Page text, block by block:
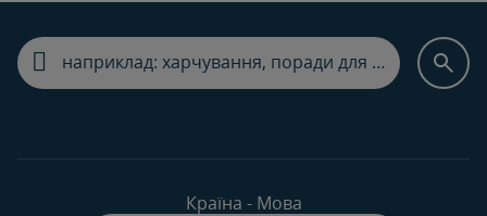
Країна - Мова